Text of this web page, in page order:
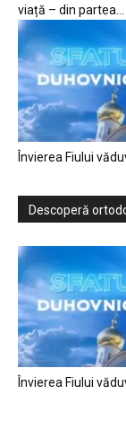
viață – din partea...
Învierea Fiului
Descoperă
Învierea Fiului